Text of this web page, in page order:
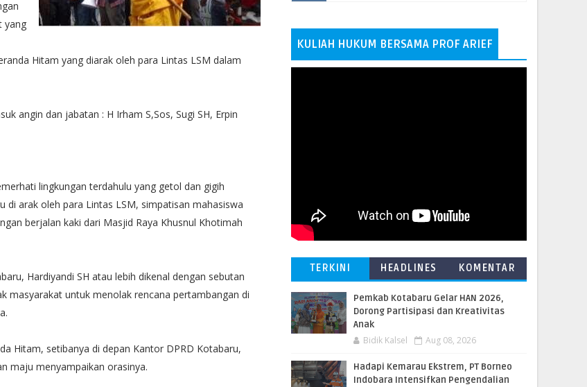
yang
Hitam yang diarak oleh para Lintas LSM dalam
angin dan jabatan : H Irham S,Sos, Sugi SH, Erpin
lingkungan terdahulu yang getol dan gigih
di arak oleh para Lintas LSM, simpatisan mahasiswa
berjalan kaki dari Masjid Raya Khusnul Khotimah
Hardiyandi SH atau lebih dikenal dengan sebutan
masyarakat untuk menolak rencana pertambangan di
Hitam, setibanya di depan Kantor DPRD Kotabaru,
maju menyampaikan orasinya.
KULIAH HUKUM BERSAMA PROF ARIEF
TERKINI HEADLINES KOMENTAR
Pemkab Kotabaru Gelar HAN 2026,
Dorong Partisipasi dan Kreativitas
Anak
Bidik Kalsel Aug 08, 2026
​Hadapi Kemarau Ekstrem, PT Borneo
Indobara Intensifkan Pengendalian